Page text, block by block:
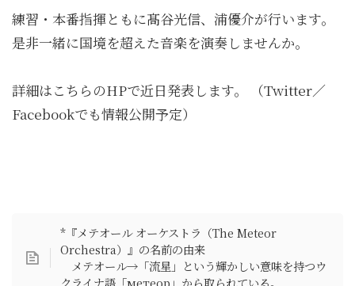
練習・本番指揮ともに髙谷光信、浦優介が行います。
是非一緒に国境を超えた音楽を演奏しませんか。
詳細はこちらのHPで近日発表します。 （Twitter／
Facebookでも情報公開予定）
*『メテオール オーケストラ（The Meteor
Orchestra）』の名前の由来
メテオール→「流星」という輝かしい意味を持つウ